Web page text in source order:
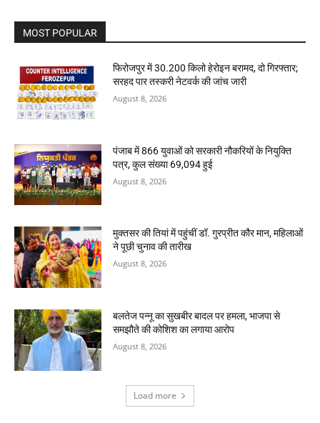
MOST POPULAR
फिरोजपुर में 30.200 किलो हेरोइन बरामद, दो गिरफ्तार;
सरहद पार तस्करी नेटवर्क की जांच जारी
August 8, 2026
पंजाब में 866 युवाओं को सरकारी नौकरियों के नियुक्ति
पत्र, कुल संख्या 69,094 हुई
August 8, 2026
मुक्तसर की तियां में पहुंचीं डॉ. गुरप्रीत कौर मान, महिलाओं
ने पूछी चुनाव की तारीख
August 8, 2026
बलतेज पन्नू का सुखबीर बादल पर हमला, भाजपा से
समझौते की कोशिश का लगाया आरोप
August 8, 2026
Load more